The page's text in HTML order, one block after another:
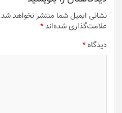
نشانی ایمیل شما منتشر نخواهد
علامت‌گذاری شده‌اند*
دیدگاه*